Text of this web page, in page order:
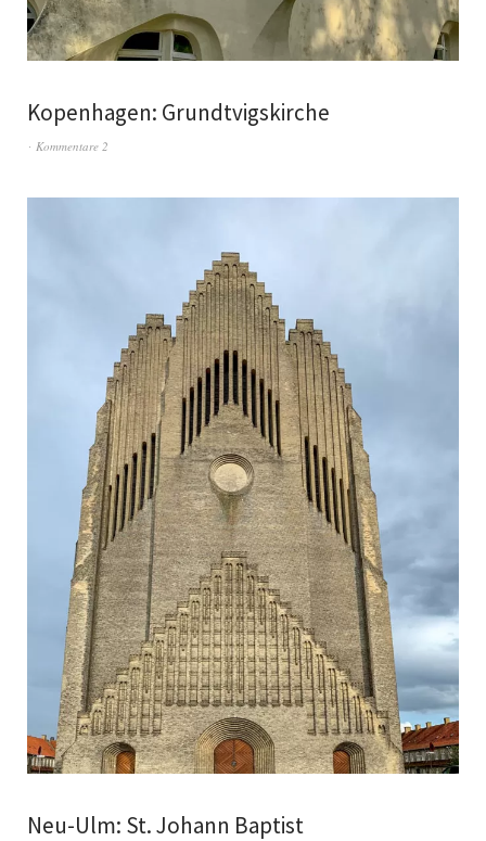
Kopenhagen: Grundtvigskirche
Kommentare 2
Neu-Ulm: St. Johann Baptist